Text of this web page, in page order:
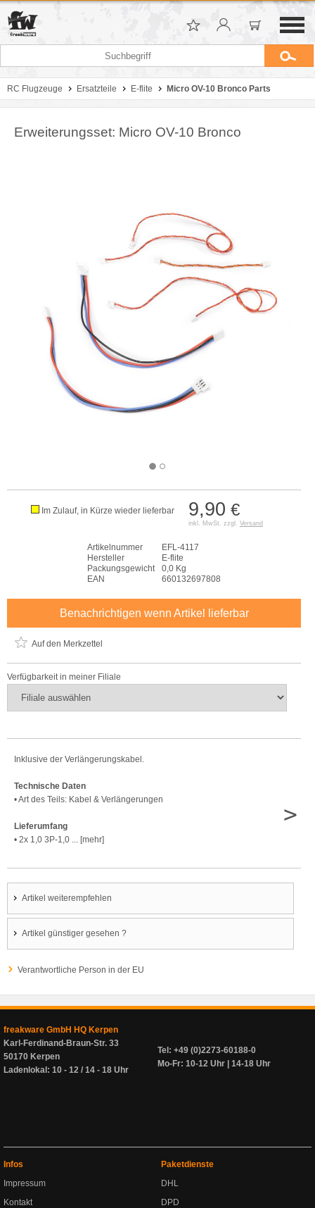
RC Flugzeuge Ersatzteile E-flite Micro OV-10 Bronco Parts
Erweiterungsset: Micro OV-10 Bronco
9,90 €
inkl. MwSt. zzgl. Versand
Im Zulauf, in Kürze wieder lieferbar
Artikelnummer
EFL-4117
Hersteller
E-flite
Packungsgewicht
0,0 Kg
EAN
660132697808
Benachrichtigen wenn Artikel lieferbar
Auf den Merkzettel
Verfügbarkeit in meiner Filiale
Inklusive der Verlängerungskabel.
Technische Daten
• Art des Teils: Kabel & Verlängerungen
Lieferumfang
• 2x 1,0 3P-1,0 ... [mehr]
>
Artikel weiterempfehlen
Artikel günstiger gesehen ?
Verantwortliche Person in der EU
freakware GmbH HQ Kerpen
Karl-Ferdinand-Braun-Str. 33
50170 Kerpen
Ladenlokal: 10 - 12 / 14 - 18 Uhr
Tel: +49 (0)2273-60188-0
Mo-Fr: 10-12 Uhr | 14-18 Uhr
Infos
Impressum
Kontakt
Paketdienste
DHL
DPD